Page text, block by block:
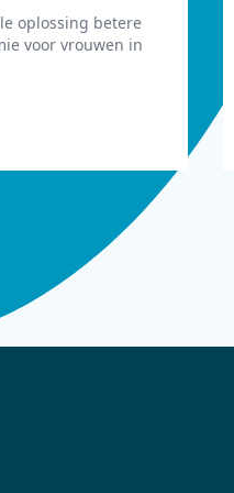
oplossing betere
voor vrouwen in